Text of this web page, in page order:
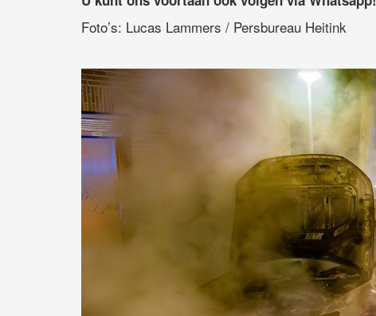
Foto’s: Lucas Lammers / Persbureau Heitink